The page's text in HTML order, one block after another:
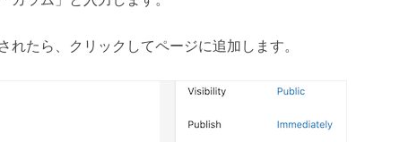
れたら、クリックしてページに追加します。